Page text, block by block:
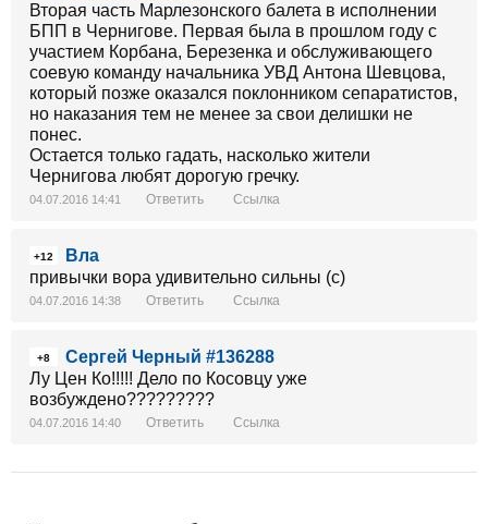
Вторая часть Марлезонского балета в исполнении
БПП в Чернигове. Первая была в прошлом году с
участием Корбана, Березенка и обслуживающего
соевую команду начальника УВД Антона Шевцова,
который позже оказался поклонником сепаратистов,
но наказания тем не менее за свои делишки не
понес.
Остается только гадать, насколько жители
Чернигова любят дорогую гречку.
04.07.2016 14:41 Ответить Ссылка
+12
Вла
привычки вора удивительно сильны (с)
04.07.2016 14:38 Ответить Ссылка
+8
Сергей Черный #136288
Лу Цен Ко!!!!! Дело по Косовцу уже
возбуждено?????????
04.07.2016 14:40 Ответить Ссылка